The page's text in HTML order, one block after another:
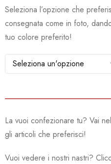
Seleziona l’opzione che
consegnata come in foto,
tuo colore preferito!
La vuoi confezionare tu? Vai
gli articoli che preferisci!
Vuoi vedere i nostri nastri?